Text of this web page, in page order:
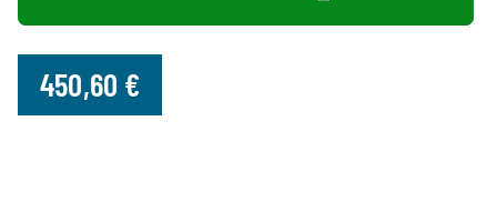
450,60 €